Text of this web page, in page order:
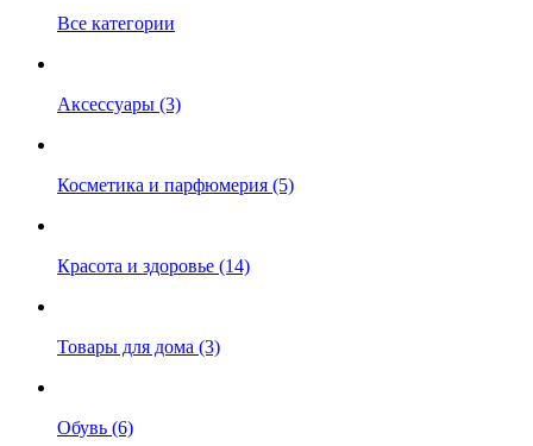
Все категории
Аксессуары (3)
Косметика и парфюмерия (5)
Красота и здоровье (14)
Товары для дома (3)
Обувь (6)